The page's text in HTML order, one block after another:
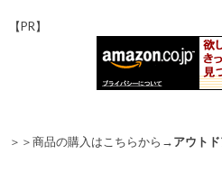
【PR】
＞＞商品の購入はこちらから→アウト